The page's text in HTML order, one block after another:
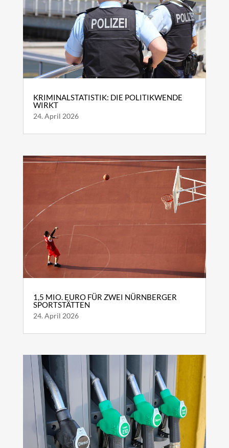
KRIMINALSTATISTIK: DIE POLITIKWENDE
WIRKT
24. April 2026
1,5 MIO. EURO FÜR ZWEI NÜRNBERGER
SPORTSTÄTTEN
24. April 2026